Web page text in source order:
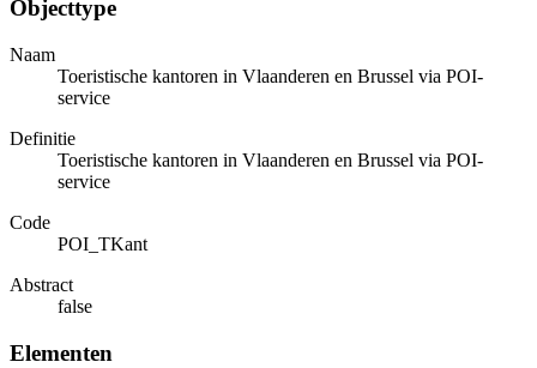
Objecttype
Naam
Toeristische kantoren in Vlaanderen en Brussel via POI-
service
Definitie
Toeristische kantoren in Vlaanderen en Brussel via POI-
service
Code
POI_TKant
Abstract
false
Elementen